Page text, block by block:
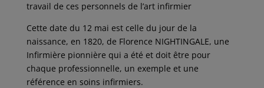
travail de ces personnels de l’art infirmier
Cette date du 12 mai est celle du jour de la
naissance, en 1820, de Florence NIGHTINGALE, une
Infirmière pionnière qui a été et doit être pour
chaque professionnelle, un exemple et une
référence en soins infirmiers.